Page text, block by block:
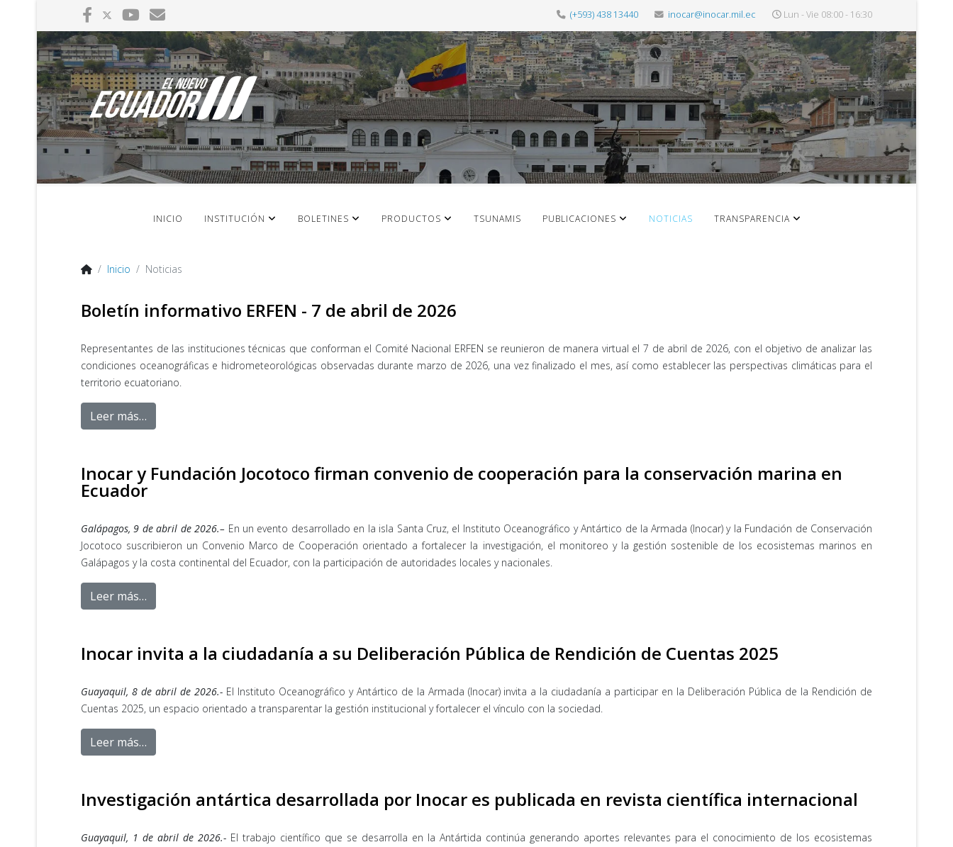
(+593) 438 13440 inocar@inocar.mil.ec Lun - Vie 08:00 - 16:30
INICIO INSTITUCIÓN BOLETINES PRODUCTOS TSUNAMIS PUBLICACIONES NOTICIAS TRANSPARENCIA
Inicio Noticias
Boletín informativo ERFEN - 7 de abril de 2026
Representantes de las instituciones técnicas que conforman el Comité Nacional ERFEN se reunieron de manera virtual el 7 de abril de 2026, con el objetivo de analizar las
condiciones oceanográficas e hidrometeorológicas observadas durante marzo de 2026, una vez finalizado el mes, así como establecer las perspectivas climáticas para el
territorio ecuatoriano.
Leer más…
Inocar y Fundación Jocotoco firman convenio de cooperación para la conservación marina en
Ecuador
Galápagos, 9 de abril de 2026.– En un evento desarrollado en la isla Santa Cruz, el Instituto Oceanográfico y Antártico de la Armada (Inocar) y la Fundación de Conservación
Jocotoco suscribieron un Convenio Marco de Cooperación orientado a fortalecer la investigación, el monitoreo y la gestión sostenible de los ecosistemas marinos en
Galápagos y la costa continental del Ecuador, con la participación de autoridades locales y nacionales.
Leer más…
Inocar invita a la ciudadanía a su Deliberación Pública de Rendición de Cuentas 2025
Guayaquil, 8 de abril de 2026.-El Instituto Oceanográfico y Antártico de la Armada (Inocar) invita a la ciudadanía a participar en la Deliberación Pública de la Rendición de
Cuentas 2025, un espacio orientado a transparentar la gestión institucional y fortalecer el vínculo con la sociedad.
Leer más…
Investigación antártica desarrollada por Inocar es publicada en revista científica internacional
Guayaquil, 1 de abril de 2026.- El trabajo científico que se desarrolla en la Antártida continúa generando aportes relevantes para el conocimiento de los ecosistemas